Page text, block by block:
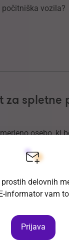
počitniška vozila?
za spletne
osebo, ki
(m/ž)
delovnih
informator vam
Prijava